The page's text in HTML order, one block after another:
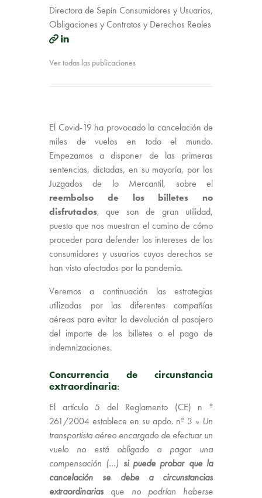
Directora de Sepín Consumidores y Usuarios,
Obligaciones y Contratos y Derechos Reales
Ver todas las publicaciones
El Covid-19 ha provocado la cancelación de
miles de vuelos en todo el mundo.
Empezamos a disponer de las primeras
sentencias, dictadas, en su mayoría, por los
Juzgados de lo Mercantil, sobre el
reembolso de los billetes no
disfrutados, que son de gran utilidad,
puesto que nos muestran el camino de cómo
proceder para defender los intereses de los
consumidores y usuarios cuyos derechos se
han visto afectados por la pandemia.
Veremos a continuación las estrategias
utilizadas por las diferentes compañías
aéreas para evitar la devolución al pasajero
del importe de los billetes o el pago de
indemnizaciones.
Concurrencia de circunstancia
extraordinaria:
El artículo 5 del Reglamento (CE) n º
261/2004 establece en su apdo. nº 3 » Un
transportista aéreo encargado de efectuar un
vuelo no está obligado a pagar una
compensación (…) si puede probar que la
cancelación se debe a circunstancias
extraordinarias que no podrían haberse